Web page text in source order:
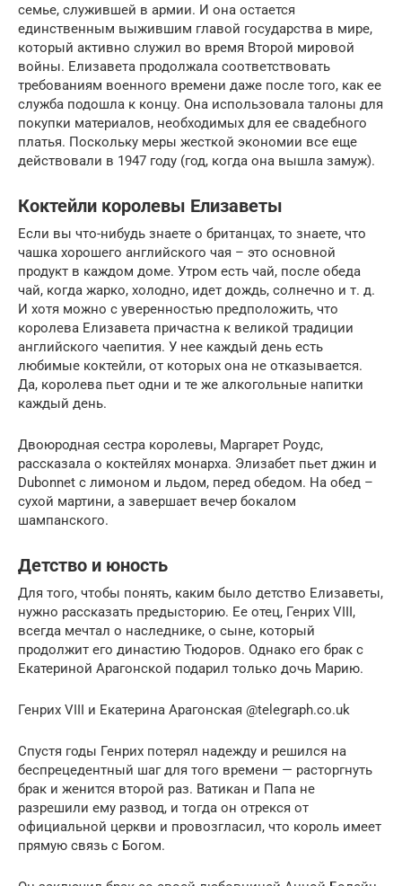
семье, служившей в армии. И она остается
единственным выжившим главой государства в мире,
который активно служил во время Второй мировой
войны. Елизавета продолжала соответствовать
требованиям военного времени даже после того, как ее
служба подошла к концу. Она использовала талоны для
покупки материалов, необходимых для ее свадебного
платья. Поскольку меры жесткой экономии все еще
действовали в 1947 году (год, когда она вышла замуж).
Коктейли королевы Елизаветы
Если вы что-нибудь знаете о британцах, то знаете, что
чашка хорошего английского чая – это основной
продукт в каждом доме. Утром есть чай, после обеда
чай, когда жарко, холодно, идет дождь, солнечно и т. д.
И хотя можно с уверенностью предположить, что
королева Елизавета причастна к великой традиции
английского чаепития. У нее каждый день есть
любимые коктейли, от которых она не отказывается.
Да, королева пьет одни и те же алкогольные напитки
каждый день.
Двоюродная сестра королевы, Маргарет Роудс,
рассказала о коктейлях монарха. Элизабет пьет джин и
Dubonnet с лимоном и льдом, перед обедом. На обед –
сухой мартини, а завершает вечер бокалом
шампанского.
Детство и юность
Для того, чтобы понять, каким было детство Елизаветы,
нужно рассказать предысторию. Ее отец, Генрих VIII,
всегда мечтал о наследнике, о сыне, который
продолжит его династию Тюдоров. Однако его брак с
Екатериной Арагонской подарил только дочь Марию.
Генрих VIII и Екатерина Арагонская @telegraph.co.uk
Спустя годы Генрих потерял надежду и решился на
беспрецедентный шаг для того времени — расторгнуть
брак и женится второй раз. Ватикан и Папа не
разрешили ему развод, и тогда он отрекся от
официальной церкви и провозгласил, что король имеет
прямую связь с Богом.